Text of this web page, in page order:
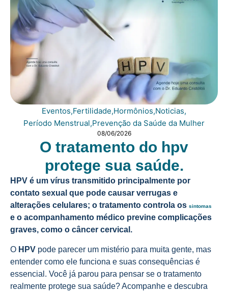
Eventos,Fertilidade,Hormônios,Noticias,
Período Menstrual,Prevenção da Saúde da Mulher
08/06/2026
O tratamento do hpv
protege sua saúde.
HPV é um vírus transmitido principalmente por
contato sexual que pode causar verrugas e
alterações celulares; o tratamento controla os sintomas
e o acompanhamento médico previne complicações
graves, como o câncer cervical.
O HPV pode parecer um mistério para muita gente, mas
entender como ele funciona e suas consequências é
essencial. Você já parou para pensar se o tratamento
realmente protege sua saúde? Acompanhe e descubra